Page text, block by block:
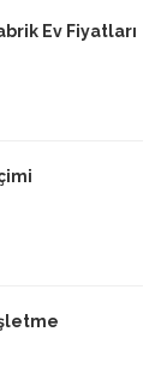
Ev Fiyatları